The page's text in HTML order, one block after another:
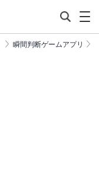
瞬間判断ゲームアプリ